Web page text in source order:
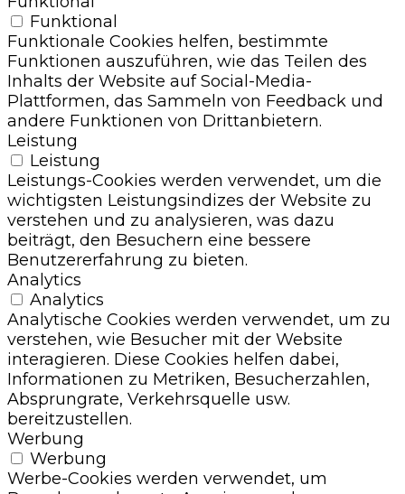
Funktional
Funktionale Cookies helfen, bestimmte
Funktionen auszuführen, wie das Teilen des
Inhalts der Website auf Social-Media-
Plattformen, das Sammeln von Feedback und
andere Funktionen von Drittanbietern.
Leistung
Leistung
Leistungs-Cookies werden verwendet, um die
wichtigsten Leistungsindizes der Website zu
verstehen und zu analysieren, was dazu
beiträgt, den Besuchern eine bessere
Benutzererfahrung zu bieten.
Analytics
Analytics
Analytische Cookies werden verwendet, um zu
verstehen, wie Besucher mit der Website
interagieren. Diese Cookies helfen dabei,
Informationen zu Metriken, Besucherzahlen,
Absprungrate, Verkehrsquelle usw.
bereitzustellen.
Werbung
Werbung
Werbe-Cookies werden verwendet, um